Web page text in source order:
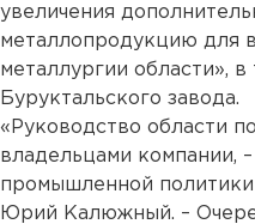
увеличения
металлопродукцию для
металлургии области», в
Буруктальского завода.
«Руководство области
владельцами компании,
промышленной
Юрий Калюжный. –